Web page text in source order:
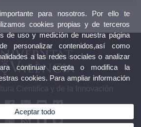
Cientifíca y de la Innovación
para nosotros. Por ello te
cookies propias y de terceros
de uso y medición de nuestra página
contenidos,así como
a las redes sociales o analizar
continuar acepta o modifica la
cookies. Para ampliar información
Aceptar todo